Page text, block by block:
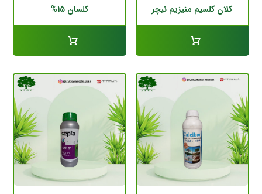
کلان کلسیم منیزیم نیچر کلسان ۱۵%